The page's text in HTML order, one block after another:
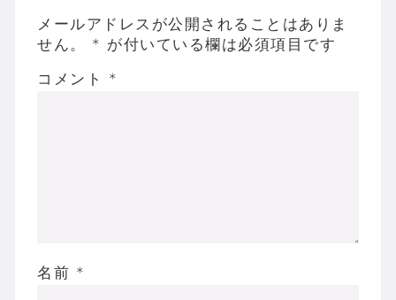
メールアドレスが公開されることはありま
せん。
* が付いている欄は必須項目です
コメント *
名前 *